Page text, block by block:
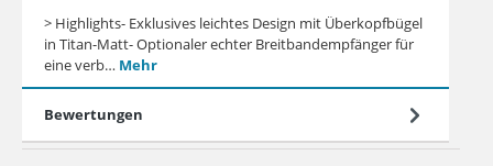
> Highlights- Exklusives leichtes Design mit Überkopfbügel
in Titan-Matt- Optionaler echter Breitbandempfänger für
eine verb… Mehr
Bewertungen